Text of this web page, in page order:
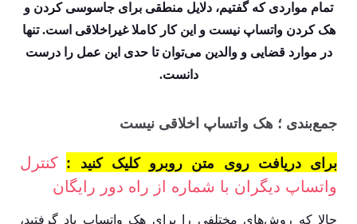
تمام مواردی که گفتیم، دلایل منطقی برای جاسوسی کردن و
هک کردن واتساپ نیست و این کار کاملا غیراخلاقی است. تنها
در موارد قضایی و والدین می‌توان تا حدی این عمل را درست
دانست.
جمع‌بندی ؛ هک واتساپ اخلاقی نیست
برای دریافت روی متن روبرو کلیک کنید : کنترل
واتساپ دیگران با شماره از راه دور رایگان
حالا که روش‌های مختلفی را برای هک واتساپ یاد گرفتید،